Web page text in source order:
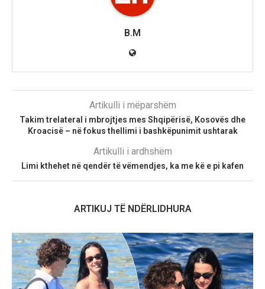
B.M
Artikulli i mëparshëm
Takim trelateral i mbrojtjes mes Shqipërisë, Kosovës dhe
Kroacisë – në fokus thellimi i bashkëpunimit ushtarak
Artikulli i ardhshëm
Limi kthehet në qendër të vëmendjes, ka me kë e pi kafen
ARTIKUJ TË NDËRLIDHURA